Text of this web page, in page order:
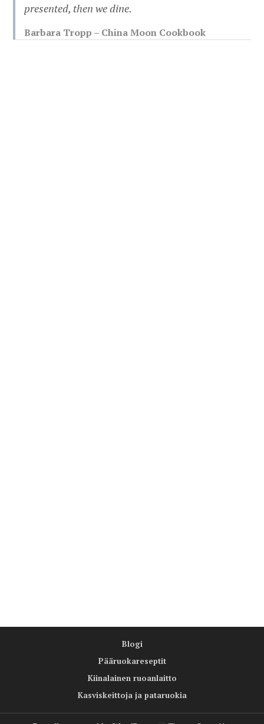
presented, then we dine.
Barbara Tropp – China Moon Cookbook
Blogi
Pääruokareseptit
Kiinalainen ruoanlaitto
Kasviskeittoja ja pataruokia